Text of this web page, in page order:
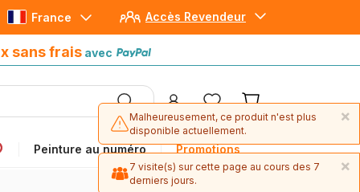
Accès Revendeur
France
sans frais avec
Peinture au numéro Promotions
avec Paypal
×
Malheureusement, ce produit n'est plus
disponible actuellement.
×
7 visite(s) sur cette page au cours des 7
derniers jours.